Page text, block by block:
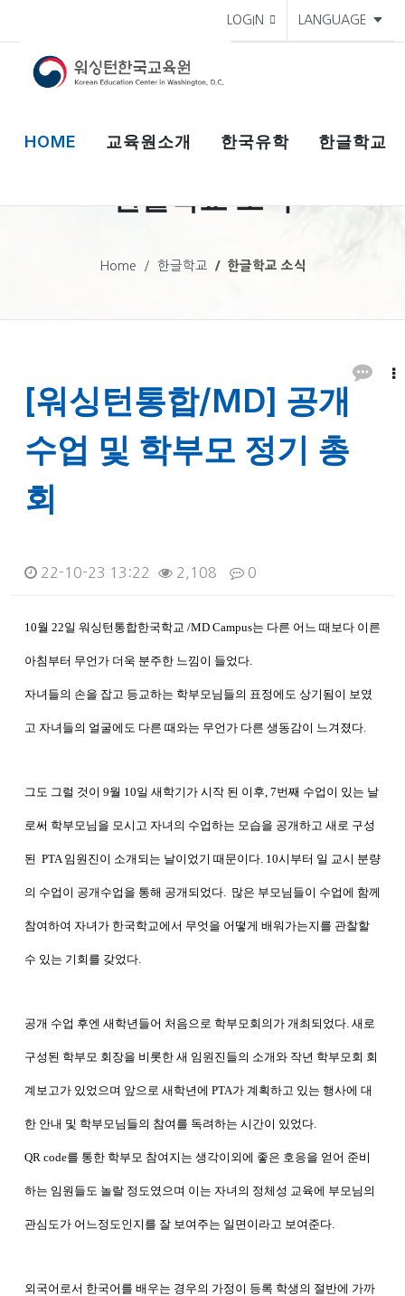
LOGIN LANGUAGE
HOME 교육원소개 한국유학 한글학교
한글학교 소식
Home 한글학교 한글학교 소식
[워싱턴통합/MD] 공개
수업 및 학부모 정기 총
회
22-10-23 13:22 2,108 0
본문
10월 22일 워싱턴통합한국학교 /MD Campus는 다른 어느 때보다 이른
아침부터 무언가 더욱 분주한 느낌이 들었다.
자녀들의 손을 잡고 등교하는 학부모님들의 표정에도 상기됨이 보였
고 자녀들의 얼굴에도 다른 때와는 무언가 다른 생동감이 느겨졌다.
그도 그럴 것이 9월 10일 새학기가 시작 된 이후, 7번째 수업이 있는 날
로써 학부모님을 모시고 자녀의 수업하는 모습을 공개하고 새로 구성
된 PTA 임원진이 소개되는 날이었기 때문이다. 10시부터 일 교시 분량
의 수업이 공개수업을 통해 공개되었다. 많은 부모님들이 수업에 함께
참여하여 자녀가 한국학교에서 무엇을 어떻게 배워가는지를 관찰할
수 있는 기회를 갖었다.
공개 수업 후엔 새학년들어 처음으로 학부모회의가 개최되었다. 새로
구성된 학부모 회장을 비롯한 새 임원진들의 소개와 작년 학부모회 회
계보고가 있었으며 앞으로 새학년에 PTA가 계획하고 있는 행사에 대
한 안내 및 학부모님들의 참여를 독려하는 시간이 있었다.
QR code를 통한 학부모 참여지는 생각이외에 좋은 호응을 얻어 준비
하는 임원들도 놀랄 정도였으며 이는 자녀의 정체성 교육에 부모님의
관심도가 어느정도인지를 잘 보여주는 일면이라고 보여준다.
외국어로서 한국어를 배우는 경우의 가정이 등록 학생의 절반에 가까